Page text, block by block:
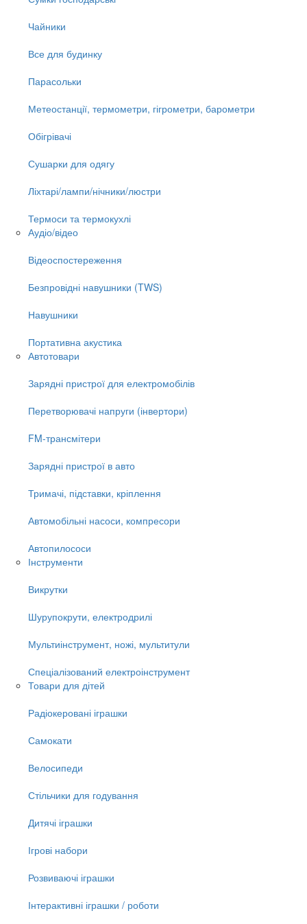
Чайники
Все для будинку
Парасольки
Метеостанції, термометри, гігрометри, барометри
Обігрівачі
Сушарки для одягу
Ліхтарі/лампи/нічники/люстри
Термоси та термокухлі
Аудіо/відео
Відеоспостереження
Безпровідні навушники (TWS)
Навушники
Портативна акустика
Автотовари
Зарядні пристрої для електромобілів
Перетворювачі напруги (інвертори)
FM-трансмітери
Зарядні пристрої в авто
Тримачі, підставки, кріплення
Автомобільні насоси, компресори
Автопилососи
Інструменти
Викрутки
Шурупокрути, електродрилі
Мультиінструмент, ножі, мультитули
Спеціалізований електроінструмент
Товари для дітей
Радіокеровані іграшки
Самокати
Велосипеди
Стільчики для годування
Дитячі іграшки
Ігрові набори
Розвиваючі іграшки
Інтерактивні іграшки / роботи